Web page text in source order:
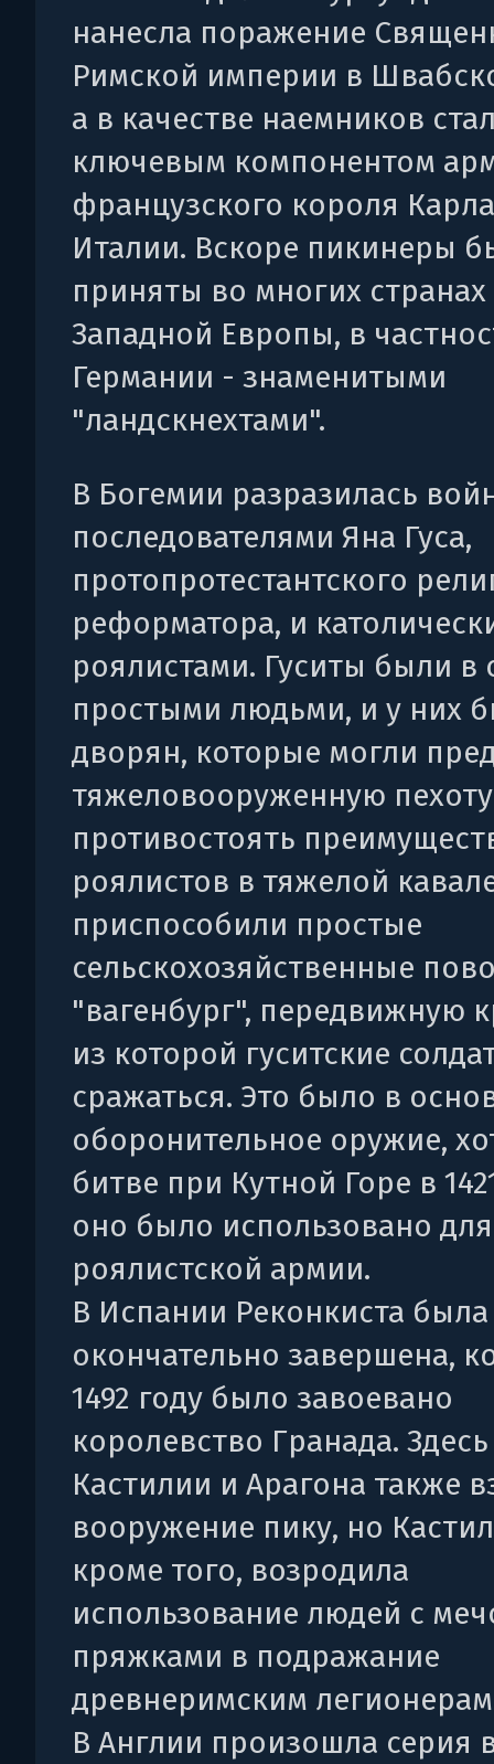
нанесла поражение
Римской империи в
а в качестве наемников
ключевым компонентом
французского короля
Италии. Вскоре пикинеры
приняты во многих странах
Западной Европы, в
Германии - знаменитыми
"ландскнехтами".
В Богемии разразилась
последователями Яна Гуса,
протопротестантского
реформатора, и
роялистами. Гуситы были в
простыми людьми, и у них
дворян, которые могли
тяжеловооруженную
противостоять
роялистов в тяжелой
приспособили простые
сельскохозяйственные
"вагенбург", передвижную
из которой гуситские
сражаться. Это было в
оборонительное оружие,
битве при Кутной Горе в
оно было использовано
роялистской армии.
В Испании Реконкиста была
окончательно завершена,
1492 году было завоевано
королевство Гранада.
Кастилии и Арагона также
вооружение пику, но
кроме того, возродила
использование людей с
пряжками в подражание
древнеримским
В Англии произошла серия